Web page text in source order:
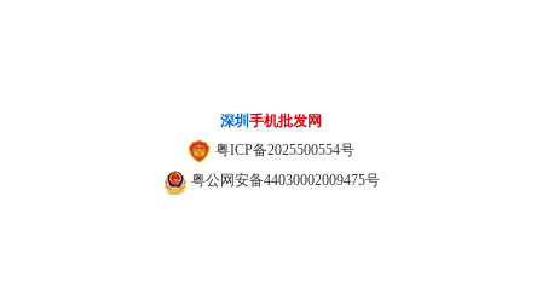
深圳 手机批发网
粤ICP备2025500554号
粤公网安备44030002009475号